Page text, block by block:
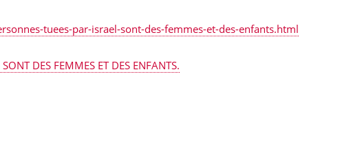
tuees-par-israel-sont-des-femmes-et-des-enfants.html
DES FEMMES ET DES ENFANTS.